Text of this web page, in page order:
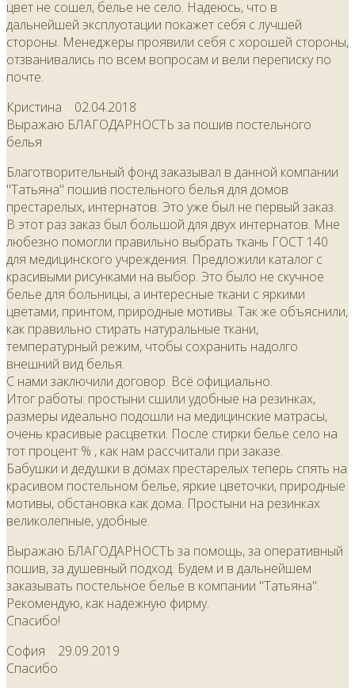
цвет не сошел, белье не село. Надеюсь, что в
дальнейшей эксплуотации покажет себя с лучшей
стороны. Менеджеры проявили себя с хорошей стороны,
отзванивались по всем вопросам и вели переписку по
почте.
Кристина 02.04.2018
Выражаю БЛАГОДАРНОСТЬ за пошив постельного
белья
Благотворительный фонд заказывал в данной компании
"Татьяна" пошив постельного белья для домов
престарелых, интернатов. Это уже был не первый заказ.
В этот раз заказ был большой для двух интернатов. Мне
любезно помогли правильно выбрать ткань ГОСТ 140
для медицинского учреждения. Предложили каталог с
красивыми рисунками на выбор. Это было не скучное
белье для больницы, а интересные ткани с яркими
цветами, принтом, природные мотивы. Так же объяснили,
как правильно стирать натуральные ткани,
температурный режим, чтобы сохранить надолго
внешний вид белья.
С нами заключили договор. Всё официально.
Итог работы: простыни сшили удобные на резинках,
размеры идеально подошли на медицинские матрасы,
очень красивые расцветки. После стирки белье село на
тот процент % , как нам рассчитали при заказе.
Бабушки и дедушки в домах престарелых теперь спять на
красивом постельном белье, яркие цветочки, природные
мотивы, обстановка как дома. Простыни на резинках
великолепные, удобные.
Выражаю БЛАГОДАРНОСТЬ за помощь, за оперативный
пошив, за душевный подход. Будем и в дальнейшем
заказывать постельное белье в компании "Татьяна".
Рекомендую, как надежную фирму.
Спасибо!
София 29.09.2019
Спасибо